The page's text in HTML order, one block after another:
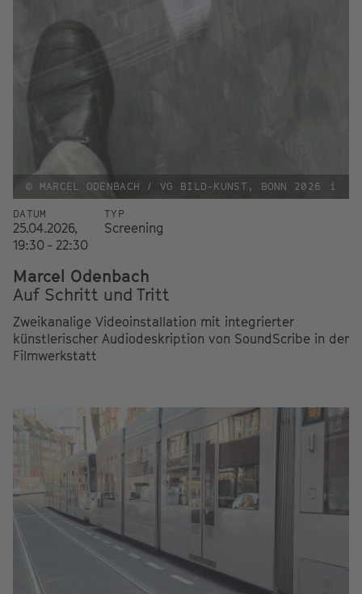
© MARCEL ODENBACH / VG BILD-KUNST, BONN 2026 i
DATUM
25.04.2026,
19:30 - 22:30
TYP
Screening
Marcel Odenbach
Auf Schritt und Tritt
Zweikanalige Videoinstallation mit integrierter
künstlerischer Audiodeskription von SoundScribe in der
Filmwerkstatt